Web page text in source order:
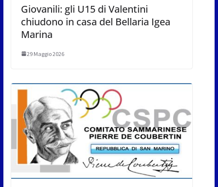
Giovanili: gli U15 di Valentini
chiudono in casa del Bellaria Igea
Marina
29 Maggio 2026